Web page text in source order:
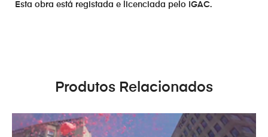
Esta obra está registada e licenciada pelo IGAC.
Produtos Relacionados